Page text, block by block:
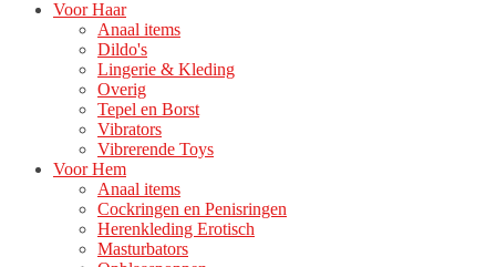
Voor Haar
Anaal items
Dildo's
Lingerie & Kleding
Overig
Tepel en Borst
Vibrators
Vibrerende Toys
Voor Hem
Anaal items
Cockringen en Penisringen
Herenkleding Erotisch
Masturbators